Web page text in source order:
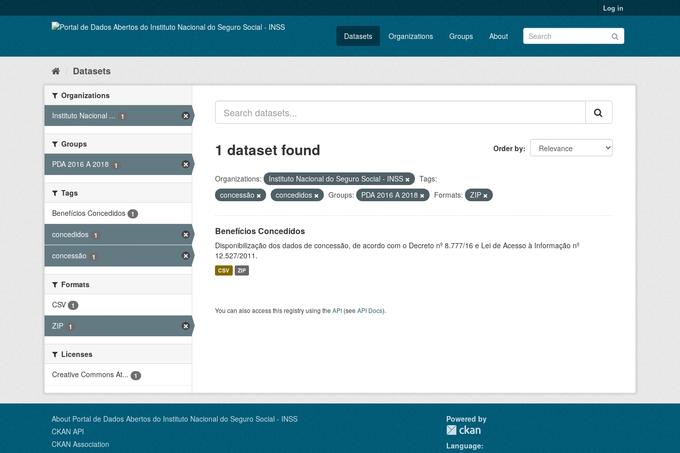
to
Log in
Datasets Organizations Groups About
Datasets
Organizations
Instituto Nacional ...
1
Groups
PDA 2016 A 2018
1
Tags
Benefícios Concedidos
1
concedidos 1
concessão 1
Formats
CSV
1
ZIP 1
Licenses
Creative Commons At...
1
Order by
1 dataset found
Organizations: Instituto Nacional do Seguro Social - INSS
Tags:
concessão
concedidos Groups: PDA 2016 A 2018 Formats: ZIP
Benefícios Concedidos
Disponibilização dos dados de concessão, de acordo com o Decreto nº 8.777/16 e Lei de Acesso à Informação nº
12.527/2011.
CSV ZIP
You can also access this registry using the API (see API Docs).
About Portal de Dados Abertos do Instituto Nacional do Seguro Social - INSS
CKAN API
CKAN Association
Powered by
Language